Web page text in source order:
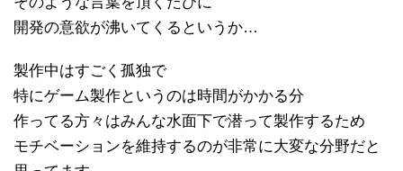
開発の意欲が沸いてくるというか…
製作中はすごく孤独で
特にゲーム製作というのは時間がかかる分
作ってる方々はみんな水面下で潜って製作するため
モチベーションを維持するのが非常に大変な分野だと